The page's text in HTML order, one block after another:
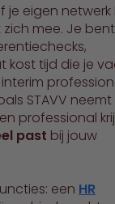
je eigen netwerk
mee. Je
kost tijd die je
STAVV
professional
past bij jouw
een HR